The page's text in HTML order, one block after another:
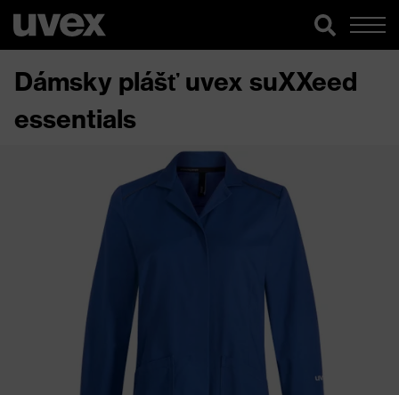
Dámsky plášť uvex suXXeed
essentials